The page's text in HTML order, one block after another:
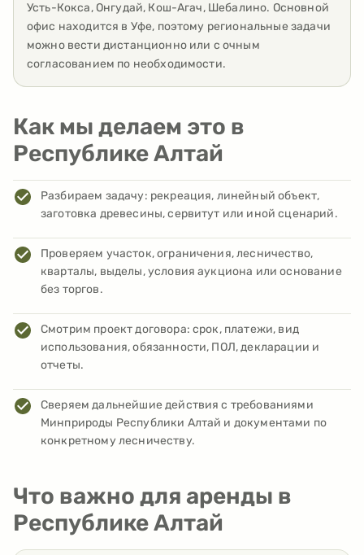
Усть-Кокса, Онгудай, Кош-Агач, Шебалино. Основной
офис находится в Уфе, поэтому региональные задачи
можно вести дистанционно или с очным
согласованием по необходимости.
Как мы делаем это в
Республике Алтай
Разбираем задачу: рекреация, линейный объект,
заготовка древесины, сервитут или иной сценарий.
Проверяем участок, ограничения, лесничество,
кварталы, выделы, условия аукциона или основание
без торгов.
Смотрим проект договора: срок, платежи, вид
использования, обязанности, ПОЛ, декларации и
отчеты.
Сверяем дальнейшие действия с требованиями
Минприроды Республики Алтай и документами по
конкретному лесничеству.
Что важно для аренды в
Республике Алтай